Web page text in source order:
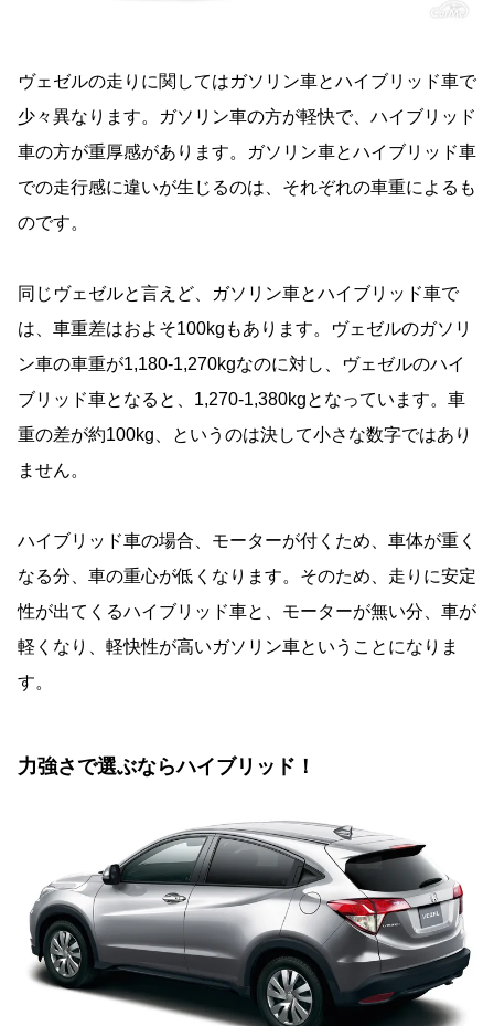
ヴェゼルの走りに関してはガソリン車とハイブリッド車で
少々異なります。ガソリン車の方が軽快で、ハイブリッド
車の方が重厚感があります。ガソリン車とハイブリッド車
での走行感に違いが生じるのは、それぞれの車重によるも
のです。
同じヴェゼルと言えど、ガソリン車とハイブリッド車で
は、車重差はおよそ100kgもあります。ヴェゼルのガソリ
ン車の車重が1,180-1,270kgなのに対し、ヴェゼルのハイ
ブリッド車となると、1,270-1,380kgとなっています。車
重の差が約100kg、というのは決して小さな数字ではあり
ません。
ハイブリッド車の場合、モーターが付くため、車体が重く
なる分、車の重心が低くなります。そのため、走りに安定
性が出てくるハイブリッド車と、モーターが無い分、車が
軽くなり、軽快性が高いガソリン車ということになりま
す。
力強さで選ぶならハイブリッド！